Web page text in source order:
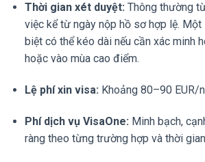
Thời gian xét duyệt: Thông thường
việc kể từ ngày nộp hồ sơ hợp lệ.
biệt có thể kéo dài nếu cần xác minh
hoặc vào mùa cao điểm.
Lệ phí xin visa: Khoảng 80–90 EUR/
Phí dịch vụ VisaOne: Minh bạch,
ràng theo từng trường hợp và thời